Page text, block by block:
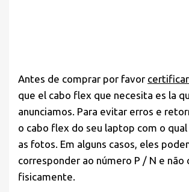
Antes de comprar por favor
que el cabo flex que necesita es la
anunciamos. Para evitar erros e
o cabo flex do seu laptop com o
as fotos. Em alguns casos, eles
corresponder ao número P / N e não
fisicamente.